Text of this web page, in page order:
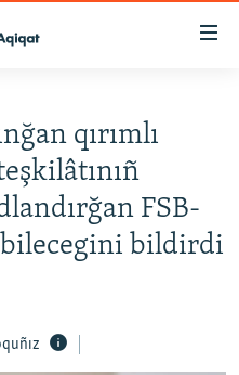
qırımlı
FSB-
bilecegini bildirdi